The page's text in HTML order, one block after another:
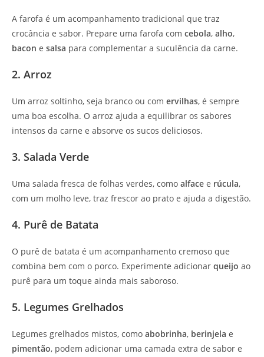
A farofa é um acompanhamento tradicional que traz
crocância e sabor. Prepare uma farofa com cebola, alho,
bacon e salsa para complementar a suculência da carne.
2. Arroz
Um arroz soltinho, seja branco ou com ervilhas, é sempre
uma boa escolha. O arroz ajuda a equilibrar os sabores
intensos da carne e absorve os sucos deliciosos.
3. Salada Verde
Uma salada fresca de folhas verdes, como alface e rúcula,
com um molho leve, traz frescor ao prato e ajuda a digestão.
4. Purê de Batata
O purê de batata é um acompanhamento cremoso que
combina bem com o porco. Experimente adicionar queijo ao
purê para um toque ainda mais saboroso.
5. Legumes Grelhados
Legumes grelhados mistos, como abobrinha, berinjela e
pimentão, podem adicionar uma camada extra de sabor e